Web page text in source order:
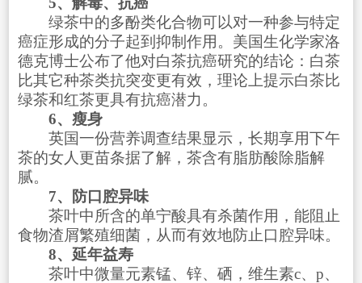
绿茶中的多酚类化合物可以对一种参与特定
癌症形成的分子起到抑制作用。美国生化学家洛
德克博士公布了他对白茶抗癌研究的结论：白茶
比其它种茶类抗突变更有效，理论上提示白茶比
绿茶和红茶更具有抗癌潜力。
6、瘦身
英国一份营养调查结果显示，长期享用下午
茶的女人更苗条据了解，茶含有脂肪酸除脂解
腻。
7、防口腔异味
茶叶中所含的单宁酸具有杀菌作用，能阻止
食物渣屑繁殖细菌，从而有效地防止口腔异味。
8、延年益寿
茶叶中微量元素锰、锌、硒，维生素c、p、